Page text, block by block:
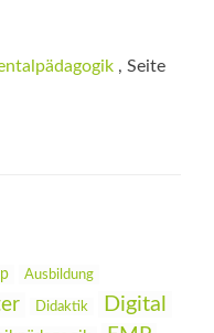
, Seite
Ausbildung
Didaktik Digital